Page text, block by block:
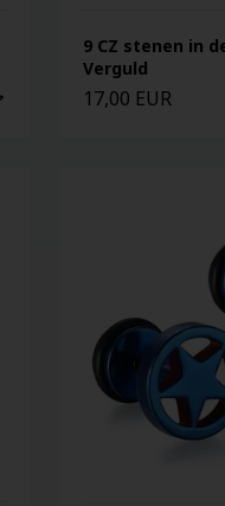
9 CZ stenen in
Verguld
17,00 EUR